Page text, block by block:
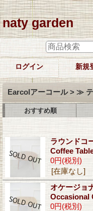
naty garden
ログイン 新規
Earcolアーコール > ≫
おすすめ順
ラウンドコ
Coffee
0円(税別)
[在庫なし]
オケージョ
Occasional
0円(税別)